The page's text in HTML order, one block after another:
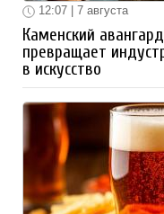
12:07 | 7 августа
Каменский
превращает
в искусство